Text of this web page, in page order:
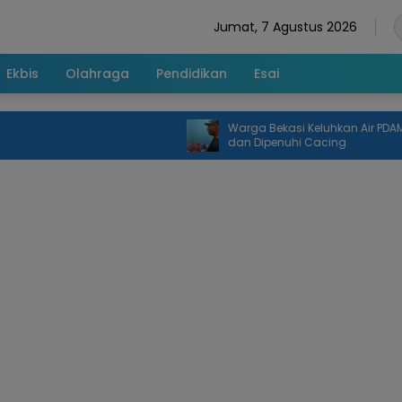
Jumat, 7 Agustus 2026
Ekbis Olahraga Pendidikan Esai
Warga Bekasi Keluhkan Air PDAM Keruh
dan Dipenuhi Cacing